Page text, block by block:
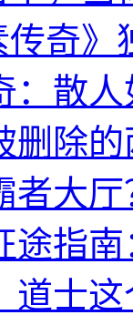
传奇
：散
删除的
者大
途指
道士